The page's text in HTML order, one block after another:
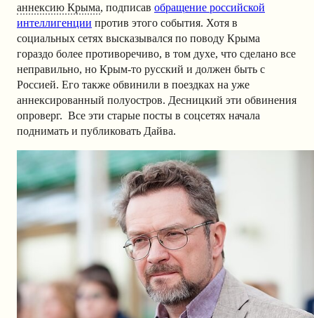
аннексию Крыма, подписав обращение российской
интеллигенции против этого события. Хотя в
социальных сетях высказывался по поводу Крыма
гораздо более противоречиво, в том духе, что сделано все
неправильно, но Крым-то русский и должен быть с
Россией. Его также обвинили в поездках на уже
аннексированный полуостров. Десницкий эти обвинения
опроверг. Все эти старые посты в соцсетях начала
поднимать и публиковать Дайва.